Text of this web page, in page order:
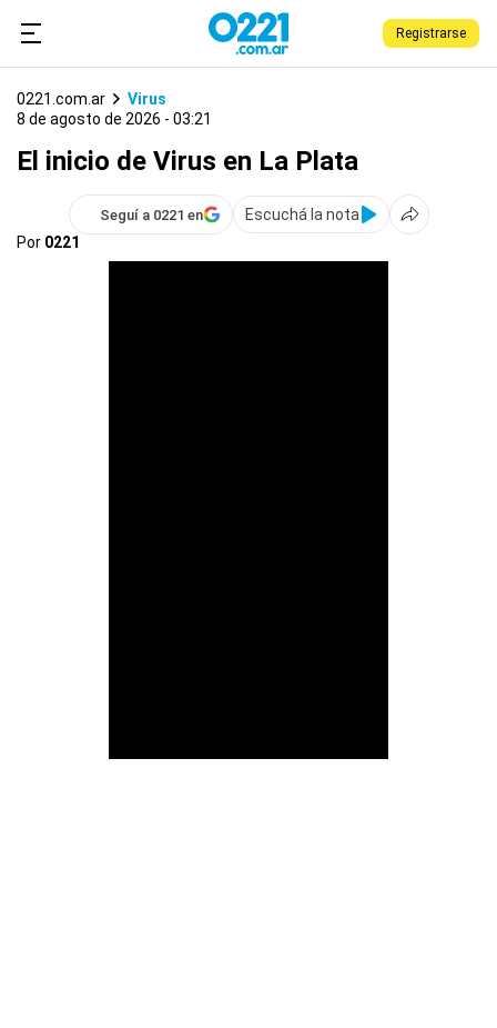
Registrarse
0221.com.ar
Virus
8 de agosto de 2026 - 03:21
El inicio de Virus en La Plata
Seguí a 0221 en
Escuchá la nota
Por 0221